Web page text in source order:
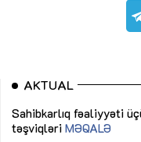
AKTUAL
Sahibkarlıq fəaliyyəti
təşviqləri MƏQALƏ